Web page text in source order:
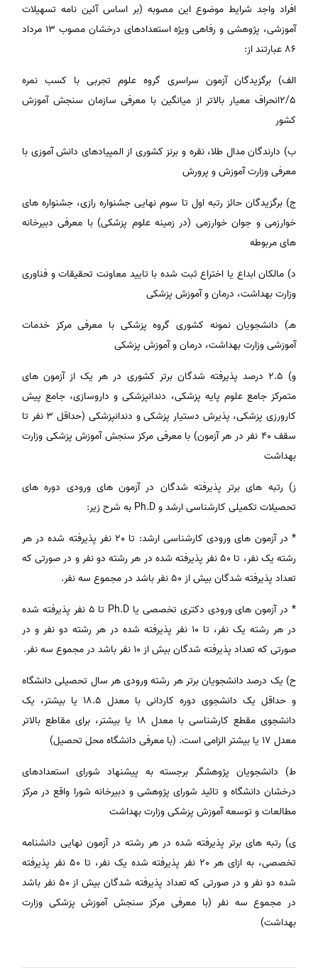
افراد واجد شرایط موضوع این مصوبه (بر اساس آئین نامه تسهیلات
آموزشی، پژوهشی و رفاهی ویژه استعدادهای درخشان مصوب 13 مرداد
86 عبارتند از:
الف) برگزیدگان آزمون سراسری گروه علوم تجربی با کسب نمره
2/5انحراف معیار بالاتر از میانگین با معرفی سازمان سنجش آموزش
کشور
ب) دارندگان مدال طلا، نقره و برنز کشوری از المپیادهای دانش آموزی با
معرفی وزارت آموزش و پرورش
ج) برگزیدگان حائز رتبه اول تا سوم نهایی جشنواره رازی، جشنواره های
خوارزمی و جوان خوارزمی (در زمینه علوم پزشکی) با معرفی دبیرخانه
های مربوطه
د) مالکان ابداع یا اختراع ثبت شده با تایید معاونت تحقیقات و فناوری
وزارت بهداشت، درمان و آموزش پزشکی
هـ) دانشجویان نمونه کشوری گروه پزشکی با معرفی مرکز خدمات
آموزشی وزارت بهداشت، درمان و آموزش پزشکی
و) 2.5 درصد پذیرفته شدگان برتر کشوری در هر یک از آزمون های
متمرکز جامع علوم پایه پزشکی، دندانپزشکی و داروسازی، جامع پیش
کارورزی پزشکی، پذیرش دستیار پزشکی و دندانپزشکی (حداقل 3 نفر تا
سقف 40 نفر در هر آزمون) با معرفی مرکز سنجش آموزش پزشکی وزارت
بهداشت
ز) رتبه های برتر پذیرفته شدگان در آزمون های ورودی دوره های
تحصیلات تکمیلی کارشناسی ارشد و Ph.D به شرح زیر:
* در آزمون های ورودی کارشناسی ارشد: تا 20 نفر پذیرفته شده در هر
رشته یک نفر، تا 50 نفر پذیرفته شده در هر رشته دو نفر و در صورتی که
تعداد پذیرفته شدگان بیش از 50 نفر باشد در مجموع سه نفر.
* در آزمون های ورودی دکتری تخصصی یا Ph.D تا 5 نفر پذیرفته شده
در هر رشته یک نفر، تا 10 نفر پذیرفته شده در هر رشته دو نفر و در
صورتی که تعداد پذیرفته شدگان بیش از 10 نفر باشد در مجموع سه نفر.
ح) یک درصد دانشجویان برتر هر رشته ورودی هر سال تحصیلی دانشگاه
و حداقل یک دانشجوی دوره کاردانی با معدل 18.5 یا بیشتر، یک
دانشجوی مقطع کارشناسی با معدل 18 یا بیشتر، برای مقاطع بالاتر
معدل 17 یا بیشتر الزامی است. (با معرفی دانشگاه محل تحصیل)
ط) دانشجویان پژوهشگر برجسته به پیشنهاد شورای استعدادهای
درخشان دانشگاه و تائید شورای پژوهشی و دبیرخانه شورا واقع در مرکز
مطالعات و توسعه آموزش پزشکی وزارت بهداشت
ی) رتبه های برتر پذیرفته شده در هر رشته در آزمون نهایی دانشنامه
تخصصی، به ازای هر 20 نفر پذیرفته شده یک نفر، تا 50 نفر پذیرفته
شده دو نفر و در صورتی که تعداد پذیرفته شدگان بیش از 50 نفر باشد
در مجموع سه نفر (با معرفی مرکز سنجش آموزش پزشکی وزارت
بهداشت)